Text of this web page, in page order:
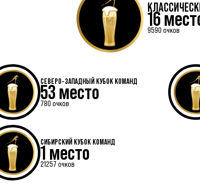
16
9590 очков
СЕВЕРО-ЗАПАДНЫЙ КУБОК КОМАНД
53 место
780 очков
СИБИРСКИЙ КУБОК КОМАНД
1 место
21257 очков